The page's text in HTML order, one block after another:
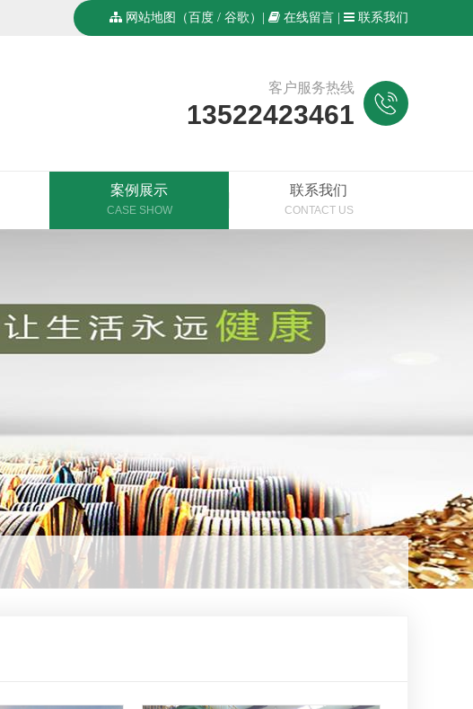
网站地图 （百度 / 谷歌 ）| 在线留言 联系我们
客户服务热线
13522423461
案例展示
CASE SHOW
联系我们
CONTACT US